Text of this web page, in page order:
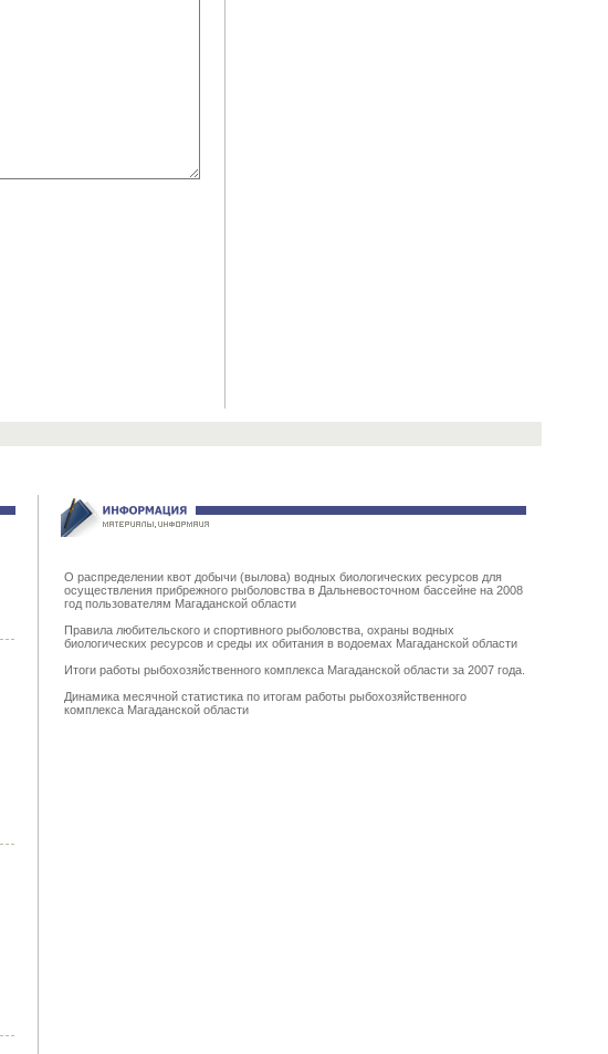
О распределении квот добычи (вылова) водных биологических ресурсов для
осуществления прибрежного рыболовства в Дальневосточном бассейне на 2008
год пользователям Магаданской области
Правила любительского и спортивного рыболовства, охраны водных
биологических ресурсов и среды их обитания в водоемах Магаданской области
Итоги работы рыбохозяйственного комплекса Магаданской области за 2007 года
Динамика месячной статистика по итогам работы рыбохозяйственного
комплекса Магаданской области